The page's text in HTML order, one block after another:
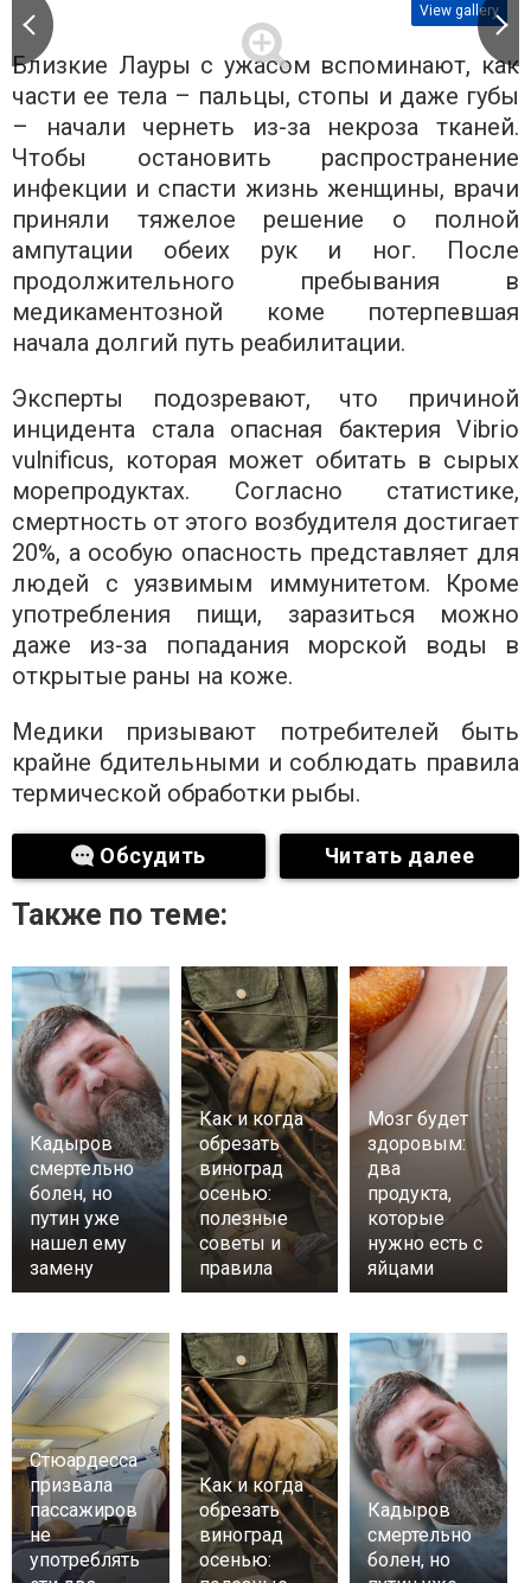
View gallery
Близкие Лауры с ужасом вспоминают, как
части ее тела – пальцы, стопы и даже губы
– начали чернеть из-за некроза тканей.
Чтобы остановить распространение
инфекции и спасти жизнь женщины, врачи
приняли тяжелое решение о полной
ампутации обеих рук и ног. После
продолжительного пребывания в
медикаментозной коме потерпевшая
начала долгий путь реабилитации.
Эксперты подозревают, что причиной
инцидента стала опасная бактерия Vibrio
vulnificus, которая может обитать в сырых
морепродуктах. Согласно статистике,
смертность от этого возбудителя достигает
20%, а особую опасность представляет для
людей с уязвимым иммунитетом. Кроме
употребления пищи, заразиться можно
даже из-за попадания морской воды в
открытые раны на коже.
Медики призывают потребителей быть
крайне бдительными и соблюдать правила
термической обработки рыбы.
Обсудить Читать далее
Также по теме:
Кадыров
смертельно
болен, но
путин уже
нашел ему
замену
Как и когда
обрезать
виноград
осенью:
полезные
советы и
правила
Мозг будет
здоровым:
два
продукта,
которые
нужно есть с
яйцами
Стюардесса
призвала
пассажиров
не
употреблять
Как и когда
обрезать
виноград
осенью:
Кадыров
смертельно
болен, но